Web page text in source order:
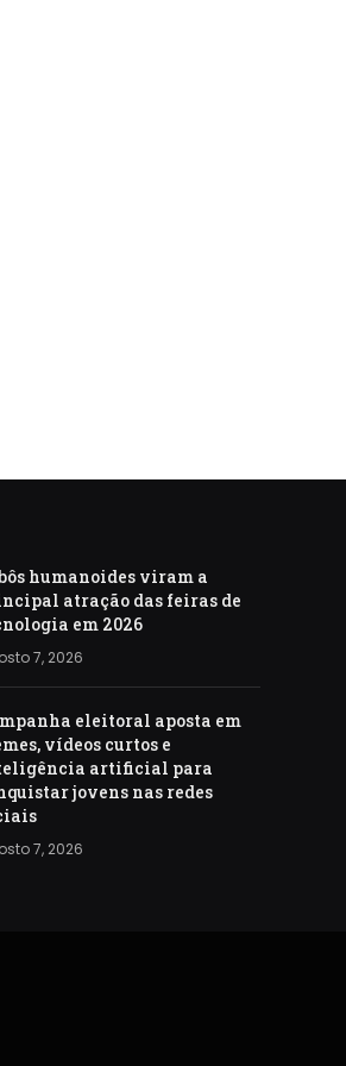
humanoides viram a
atração das feiras de
em 2026
7, 2026
eleitoral aposta em
vídeos curtos e
artificial para
jovens nas redes
7, 2026